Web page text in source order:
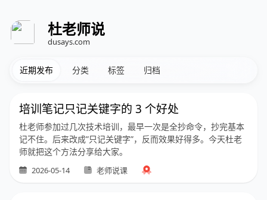
杜老师说
dusays.com
近期发布 分类 标签 归档
培训笔记只记关键字的 3 个好处
杜老师参加过几次技术培训，最早一次是全抄命令，抄完基本
记不住。后来改成”只记关键字”，反而效果好得多。今天杜老
师就把这个方法分享给大家。
2026-05-14 老师说课